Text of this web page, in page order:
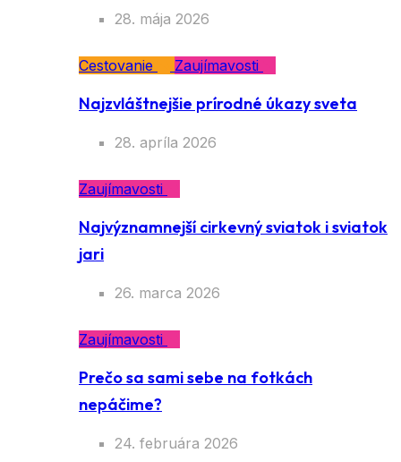
28. mája 2026
Cestovanie Zaujímavosti
Najzvláštnejšie prírodné úkazy sveta
28. apríla 2026
Zaujímavosti
Najvýznamnejší cirkevný sviatok i sviatok
jari
26. marca 2026
Zaujímavosti
Prečo sa sami sebe na fotkách
nepáčime?
24. februára 2026